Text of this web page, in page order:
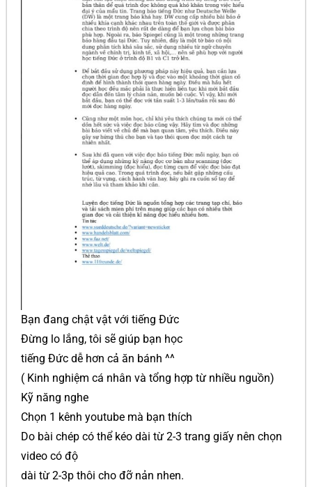
Bạn đang chật vật với tiếng Đức
Đừng lo lắng, tôi sẽ giúp bạn học
tiếng Đức dễ hơn cả ăn bánh ^^
( Kinh nghiệm cá nhân và tổng hợp từ nhiều nguồn)
Kỹ năng nghe
Chọn 1 kênh youtube mà bạn thích
Do bài chép có thể kéo dài từ 2-3 trang giấy nên chọn
video có độ
dài từ 2-3p thôi cho đỡ nản nhen.